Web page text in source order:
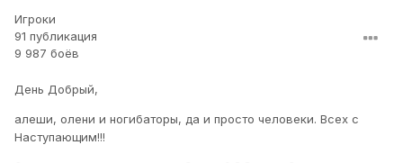
Игроки
91 публикация
9 987 боёв
День Добрый,
алеши, олени и ногибаторы, да и просто человеки. Всех с
Наступающим!!!